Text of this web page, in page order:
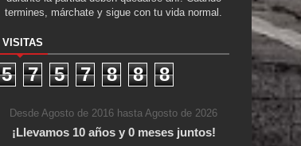
termines, márchate y sigue con tu vida normal.
VISITAS
5 7 5 7 8 8 8
Desde Agosto de 2016 hasta Agosto de 2026
¡Llevamos 10 años y 0 meses juntos!